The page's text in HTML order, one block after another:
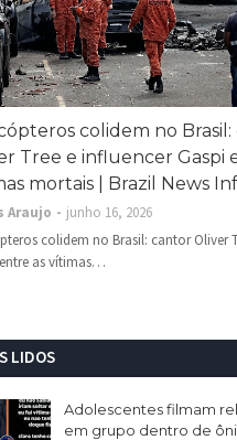
colidem no
Tree e influencer Gaspi
mortais | Brazil News
Araujo
junho 16, 2026
colidem no Brasil: cantor Oliver
as vítimas…
LIDOS
Adolescentes filmam
em grupo dentro de